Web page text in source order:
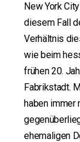
New York
diesem Fall
Verhältnis
wie beim
frühen 20.
Fabrikstadt.
haben immer
ehemaligen